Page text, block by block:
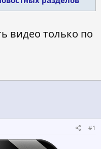
видео только по
#1